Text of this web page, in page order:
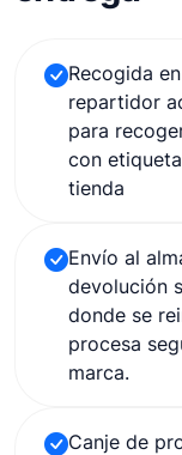
Recogida
repartidor
para
con
tienda
Envío al
devolución
donde se
procesa
marca.
Canje de